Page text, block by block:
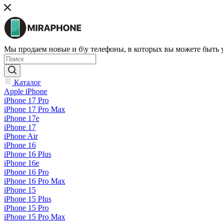
Мы продаем новые и б\у телефоны, в которых вы можете быть
Каталог
Apple iPhone
iPhone 17 Pro
iPhone 17 Pro Max
iPhone 17e
iPhone 17
iPhone Air
iPhone 16
iPhone 16 Plus
iPhone 16e
iPhone 16 Pro
iPhone 16 Pro Max
iPhone 15
iPhone 15 Plus
iPhone 15 Pro
iPhone 15 Pro Max